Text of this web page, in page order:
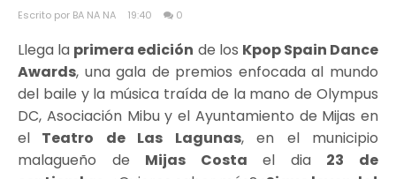
Escrito por BA NA NA 19:40 0
Llega la primera edición de los Kpop Spain Dance
Awards, una gala de premios enfocada al mundo
del baile y la música traída de la mano de Olympus
DC, Asociación Mibu y el Ayuntamiento de Mijas en
el Teatro de Las Lagunas, en el municipio
malagueño de Mijas Costa el dia 23 de